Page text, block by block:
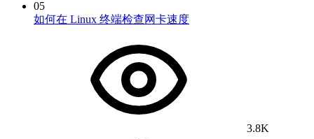
05
如何在 Linux 终端检查网卡速度
3.8K